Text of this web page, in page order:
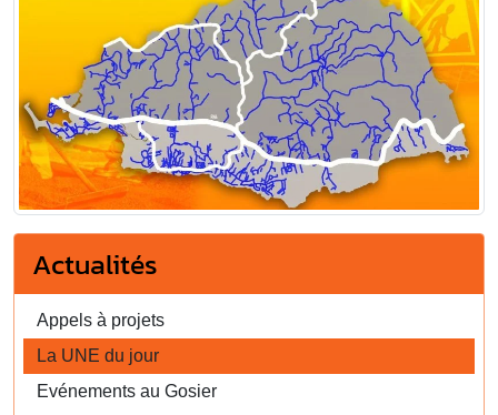
Actualités
Appels à projets
La UNE du jour
Evénements au Gosier